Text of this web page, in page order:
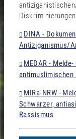
DINA -
Antiziganismus/
MEDAR -
antimuslimischen
MIRa-NRW -
Schwarzer,
Rassismus